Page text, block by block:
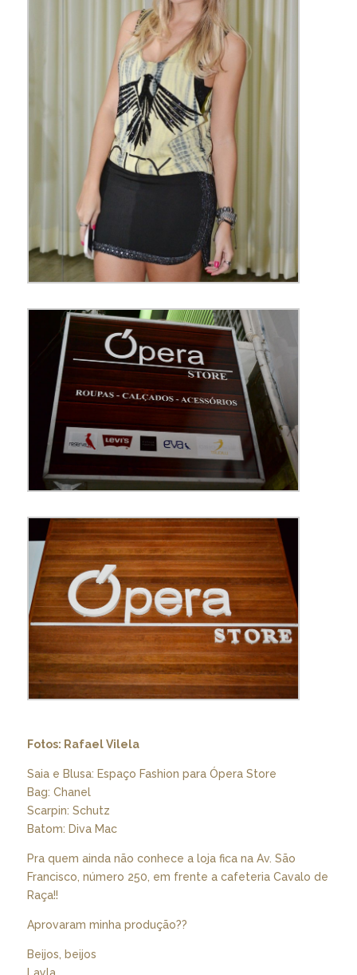
Fotos: Rafael Vilela
Saia e Blusa: Espaço Fashion para Ópera Store
Bag: Chanel
Scarpin: Schutz
Batom: Diva Mac
Pra quem ainda não conhece a loja fica na Av. São
Francisco, número 250, em frente a cafeteria Cavalo de
Raça!!
Aprovaram minha produção??
Beijos, beijos